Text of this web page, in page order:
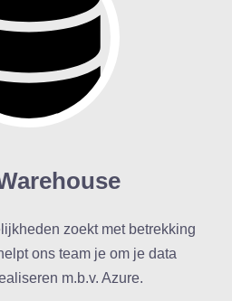
zoekt met betrekking
ons team je om je data
m.b.v. Azure.